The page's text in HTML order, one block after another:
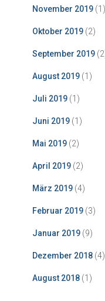
November 2019 (1)
Oktober 2019 (2)
September 2019
August 2019 (1)
Juli 2019 (1)
Juni 2019 (1)
Mai 2019 (2)
April 2019 (2)
März 2019 (4)
Februar 2019 (3)
Januar 2019 (9)
Dezember 2018 (4)
August 2018 (1)